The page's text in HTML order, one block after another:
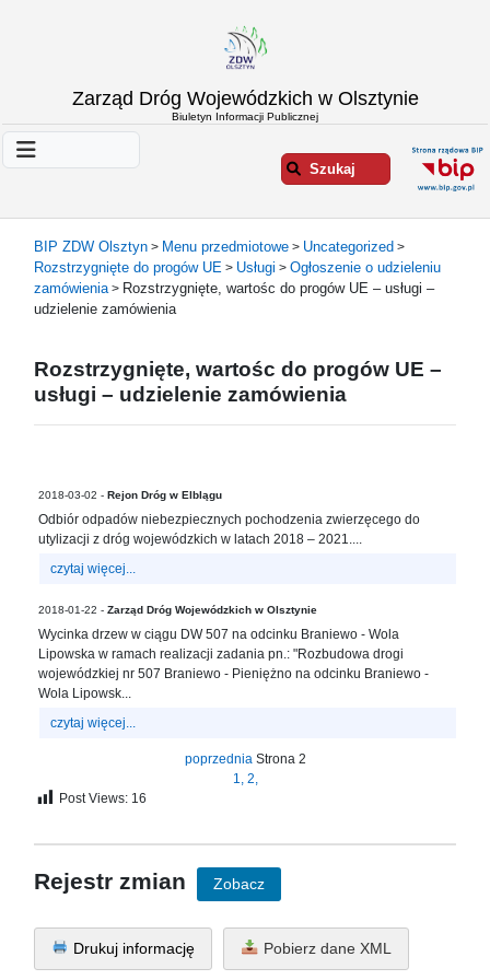
Zarząd Dróg Wojewódzkich w Olsztynie
Biuletyn Informacji Publicznej
Szukaj
Informacje
o
drogach
Informacje
Przystanki
komunikacji
sprawę
Praca
ZDW
majątkowego
Zamówienia
publiczne
Ochrona
Hierarchic
Categories
BIP ZDW Olsztyn > Menu przedmiotowe > Uncategorized >
Rozstrzygnięte do progów UE > Usługi > Ogłoszenie o udzieleniu
zamówienia> Rozstrzygnięte, wartośc do progów UE – usługi –
udzielenie zamówienia
Rozstrzygnięte, wartośc do progów UE –
usługi – udzielenie zamówienia
2018-03-02 - Rejon Dróg w Elblągu
Odbiór odpadów niebezpiecznych pochodzenia zwierzęcego do
utylizacji z dróg wojewódzkich w latach 2018 – 2021....
czytaj więcej...
2018-01-22 - Zarząd Dróg Wojewódzkich w Olsztynie
Wycinka drzew w ciągu DW 507 na odcinku Braniewo - Wola
Lipowska w ramach realizacji zadania pn.: "Rozbudowa drogi
wojewódzkiej nr 507 Braniewo - Pieniężno na odcinku Braniewo -
Wola Lipowsk...
czytaj więcej...
poprzednia Strona 2
1, 2,
Post Views: 16
Rejestr zmian Zobacz
Drukuj informację Pobierz dane XML